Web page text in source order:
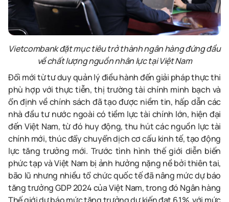
Vietcombank đặt mục tiêu trở thành ngân hàng đứng đầu
về chất lượng nguồn nhân lực tại Việt Nam
Đổi mới từ tư duy quản lý điều hành đến giải pháp thực thi
phù hợp với thực tiễn, thị trường tài chính minh bạch và
ổn định về chính sách đã tạo được niềm tin, hấp dẫn các
nhà đầu tư nước ngoài có tiềm lực tài chính lớn, hiện đại
đến Việt Nam, từ đó huy động, thu hút các nguồn lực tài
chính mới, thúc đẩy chuyển dịch cơ cấu kinh tế, tạo động
lực tăng trưởng mới. Trước tình hình thế giới diễn biến
phức tạp và Việt Nam bị ảnh hưởng nặng nề bởi thiên tai,
bão lũ nhưng nhiều tổ chức quốc tế đã nâng mức dự báo
tăng trưởng GDP 2024 của Việt Nam, trong đó Ngân hàng